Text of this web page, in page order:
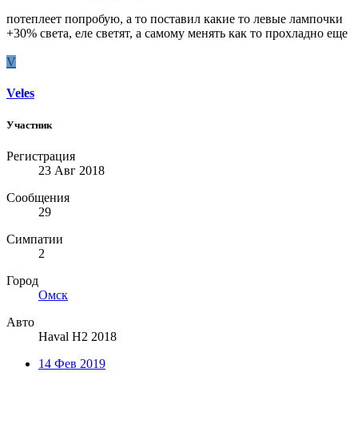
потеплеет попробую, а то поставил какие то левые лампочки
+30% света, еле светят, а самому менять как то прохладно еще
V
Veles
Участник
Регистрация
23 Авг 2018
Сообщения
29
Симпатии
2
Город
Омск
Авто
Haval H2 2018
14 Фев 2019